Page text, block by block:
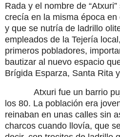
Rada y el nombre de
crecía en la misma época
y que se nutría de ladrillo
empleados de la Tejería
primeros pobladores,
bautizar al nuevo espacio
Brígida Esparza, Santa Rita
Atxuri fue un barrio
los 80. La población era
reinaban en unas calles sin
charcos cuando llovía, que